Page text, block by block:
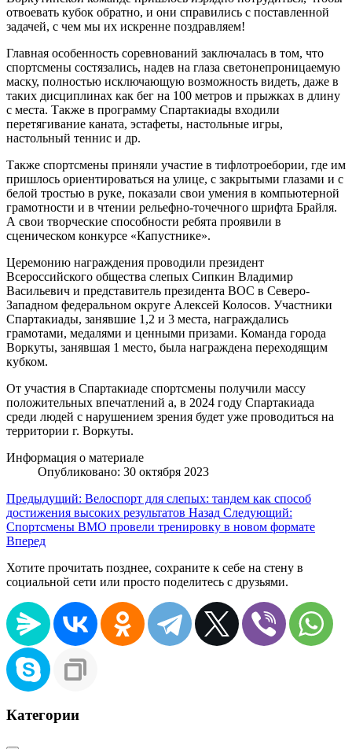
отвоевать кубок обратно, и они справились с поставленной
задачей, с чем мы их искренне поздравляем!
Главная особенность соревнований заключалась в том, что
спортсмены состязались, надев на глаза светонепроницаемую
маску, полностью исключающую возможность видеть, даже в
таких дисциплинах как бег на 100 метров и прыжках в длину
с места. Также в программу Спартакиады входили
перетягивание каната, эстафеты, настольные игры,
настольный теннис и др.
Также спортсмены приняли участие в тифлотроебории, где им
пришлось ориентироваться на улице, с закрытыми глазами и с
белой тростью в руке, показали свои умения в компьютерной
грамотности и в чтении рельефно-точечного шрифта Брайля.
А свои творческие способности ребята проявили в
сценическом конкурсе «Капустнике».
Церемонию награждения проводили президент
Всероссийского общества слепых Сипкин Владимир
Васильевич и представитель президента ВОС в Северо-
Западном федеральном округе Алексей Колосов. Участники
Спартакиады, занявшие 1,2 и 3 места, награждались
грамотами, медалями и ценными призами. Команда города
Воркуты, занявшая 1 место, была награждена переходящим
кубком.
От участия в Спартакиаде спортсмены получили массу
положительных впечатлений а, в 2024 году Спартакиада
среди людей с нарушением зрения будет уже проводиться на
территории г. Воркуты.
Информация о материале
Опубликовано: 30 октября 2023
Предыдущий: Велоспорт для слепых: тандем как способ
достижения высоких результатов Назад Следующий:
Спортсмены ВМО провели тренировку в новом формате
Вперед
Хотите прочитать позднее, сохраните к себе на стену в
социальной сети или просто поделитесь с друзьями.
Категории